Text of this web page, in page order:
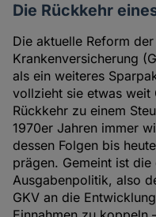
Die Rückkehr
Die aktuelle Reform
Krankenversicherung
als ein weiteres
vollzieht sie etwas weit
Rückkehr zu einem
1970er Jahren immer
dessen Folgen bis
prägen. Gemeint ist
Ausgabenpolitik, also
GKV an die